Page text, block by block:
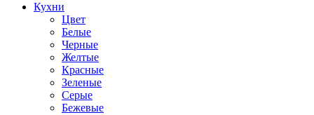
Кухни
Цвет
Белые
Черные
Желтые
Красные
Зеленые
Серые
Бежевые